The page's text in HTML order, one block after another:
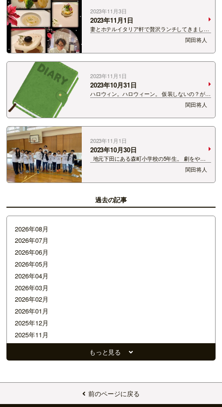
2023年11月3日
2023年11月1日
妻とホテルイタリア軒で贅沢ランチしてきまし
関田将人
2023年11月1日
2023年10月31日
ハロウィン。ハロウィーン。 仮装しないの？がと
にかく苦手。 30数年生きててそんな風習なかっ
たのに、 突然流行りだしたら「仮装しないの？」
っておかしくないか？ そもそものハロウィンの
意味も毎年…
関田将人
2023年11月1日
2023年10月30日
地元下田にある森町小学校の5年生。 劇をやる
んですってイベントで。 かわいいよねぇ。 同級
生の子供が2人もいるねぇ。 ビックリだねぇ。
関田将人
過去の記事
2026年08月
2026年07月
2026年06月
2026年05月
2026年04月
2026年03月
2026年02月
2026年01月
2025年12月
2025年11月
2025年10月
2025年07月
2025年05月
もっと見る
前のページに戻る